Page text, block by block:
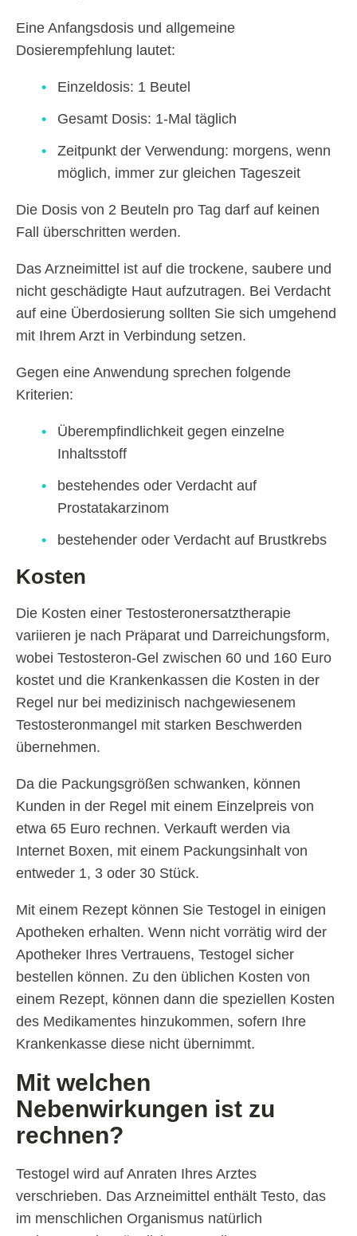
Eine Anfangsdosis und allgemeine
Dosierempfehlung lautet:
Einzeldosis: 1 Beutel
Gesamt Dosis: 1-Mal täglich
Zeitpunkt der Verwendung: morgens, wenn
möglich, immer zur gleichen Tageszeit
Die Dosis von 2 Beuteln pro Tag darf auf keinen
Fall überschritten werden.
Das Arzneimittel ist auf die trockene, saubere und
nicht geschädigte Haut aufzutragen. Bei Verdacht
auf eine Überdosierung sollten Sie sich umgehend
mit Ihrem Arzt in Verbindung setzen.
Gegen eine Anwendung sprechen folgende
Kriterien:
Überempfindlichkeit gegen einzelne
Inhaltsstoff
bestehendes oder Verdacht auf
Prostatakarzinom
bestehender oder Verdacht auf Brustkrebs
Kosten
Die Kosten einer Testosteronersatztherapie
variieren je nach Präparat und Darreichungsform,
wobei Testosteron-Gel zwischen 60 und 160 Euro
kostet und die Krankenkassen die Kosten in der
Regel nur bei medizinisch nachgewiesenem
Testosteronmangel mit starken Beschwerden
übernehmen.
Da die Packungsgrößen schwanken, können
Kunden in der Regel mit einem Einzelpreis von
etwa 65 Euro rechnen. Verkauft werden via
Internet Boxen, mit einem Packungsinhalt von
entweder 1, 3 oder 30 Stück.
Mit einem Rezept können Sie Testogel in einigen
Apotheken erhalten. Wenn nicht vorrätig wird der
Apotheker Ihres Vertrauens, Testogel sicher
bestellen können. Zu den üblichen Kosten von
einem Rezept, können dann die speziellen Kosten
des Medikamentes hinzukommen, sofern Ihre
Krankenkasse diese nicht übernimmt.
Mit welchen
Nebenwirkungen ist zu
rechnen?
Testogel wird auf Anraten Ihres Arztes
verschrieben. Das Arzneimittel enthält Testo, das
im menschlichen Organismus natürlich